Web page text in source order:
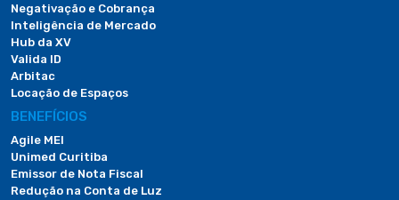
Negativação e Cobrança
Inteligência de Mercado
Hub da XV
Valida ID
Arbitac
Locação de Espaços
BENEFÍCIOS
Agile MEI
Unimed Curitiba
Emissor de Nota Fiscal
Redução na Conta de Luz